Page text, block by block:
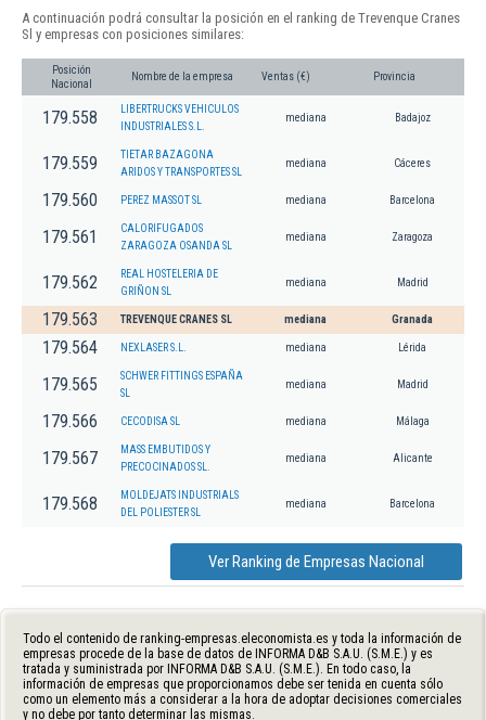
A continuación podrá consultar la posición en el ranking de Trevenque Cranes
Sl y empresas con posiciones similares:
Posición
Nacional
Nombre de la empresa Ventas (€) Provincia
179.558
LIBERTRUCKS VEHICULOS
INDUSTRIALES S.L.
mediana Badajoz
179.559
TIETAR BAZAGONA
ARIDOS Y TRANSPORTES SL
mediana Cáceres
179.560 PEREZ MASSOT SL mediana Barcelona
179.561
CALORIFUGADOS
ZARAGOZA OSANDA SL
mediana Zaragoza
179.562
REAL HOSTELERIA DE
GRIÑON SL
mediana Madrid
179.563 TREVENQUE CRANES SL mediana Granada
179.564 NEXLASER S.L. mediana Lérida
179.565
SCHWER FITTINGS ESPAÑA
SL
mediana Madrid
179.566 CECODISA SL mediana Málaga
179.567
MASS EMBUTIDOS Y
PRECOCINADOS SL.
mediana Alicante
179.568
MOLDEJATS INDUSTRIALS
DEL POLIESTER SL
mediana Barcelona
Ver Ranking de Empresas Nacional
Todo el contenido de ranking-empresas.eleconomista.es y toda la información de
empresas procede de la base de datos de INFORMA D&B S.A.U. (S.M.E.) y es
tratada y suministrada por INFORMA D&B S.A.U. (S.M.E.). En todo caso, la
información de empresas que proporcionamos debe ser tenida en cuenta sólo
como un elemento más a considerar a la hora de adoptar decisiones comerciales
y no debe por tanto determinar las mismas.